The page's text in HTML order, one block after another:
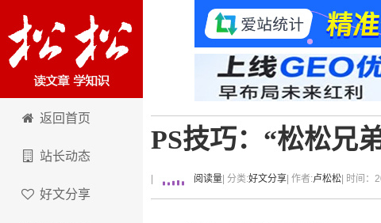
卢松松博客
返回首页
站长动态
好文分享
PS技巧：“松松兄
阅读量 | 分类:好文分享 | 作者:卢松松 | 时间